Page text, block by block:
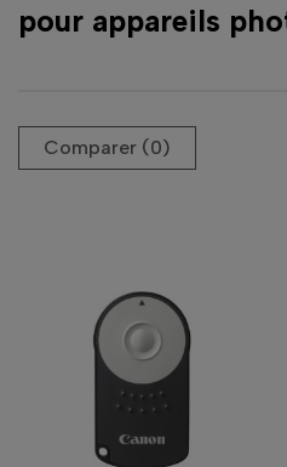
pour appareils
Comparer (0)‎